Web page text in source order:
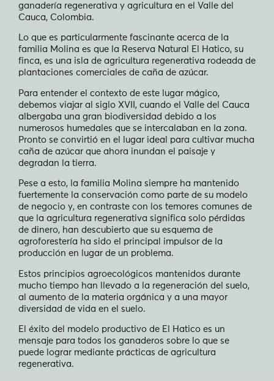
ganadería regenerativa y agricultura en el Valle del
Cauca, Colombia.
Lo que es particularmente fascinante acerca de la
familia Molina es que la Reserva Natural El Hatico, su
finca, es una isla de agricultura regenerativa rodeada de
plantaciones comerciales de caña de azúcar.
Para entender el contexto de este lugar mágico,
debemos viajar al siglo XVII, cuando el Valle del Cauca
albergaba una gran biodiversidad debido a los
numerosos humedales que se intercalaban en la zona.
Pronto se convirtió en el lugar ideal para cultivar mucha
caña de azúcar que ahora inundan el paisaje y
degradan la tierra.
Pese a esto, la familia Molina siempre ha mantenido
fuertemente la conservación como parte de su modelo
de negocio y, en contraste con los temores comunes de
que la agricultura regenerativa significa solo pérdidas
de dinero, han descubierto que su esquema de
agroforestería ha sido el principal impulsor de la
producción en lugar de un problema.
Estos principios agroecológicos mantenidos durante
mucho tiempo han llevado a la regeneración del suelo,
al aumento de la materia orgánica y a una mayor
diversidad de vida en el suelo.
El éxito del modelo productivo de El Hatico es un
mensaje para todos los ganaderos sobre lo que se
puede lograr mediante prácticas de agricultura
regenerativa.